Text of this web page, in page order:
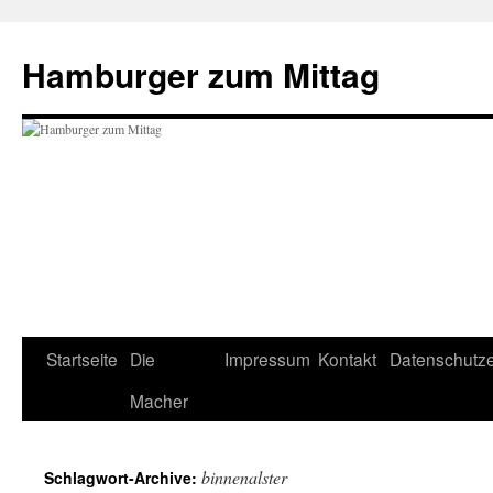
Hamburger zum Mittag
Zum
Startseite Die
Macher
Impressum Kontakt
Schlagwort-Archive: binnenalster